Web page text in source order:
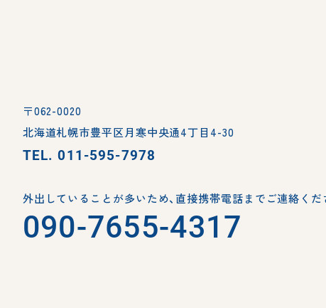
〒062-0020
北海道札幌市豊平区月寒中央通4丁目4-30
TEL.011-595-7978
外出していることが多いため、 直接携帯電話までご連絡くだ
090-7655-4317